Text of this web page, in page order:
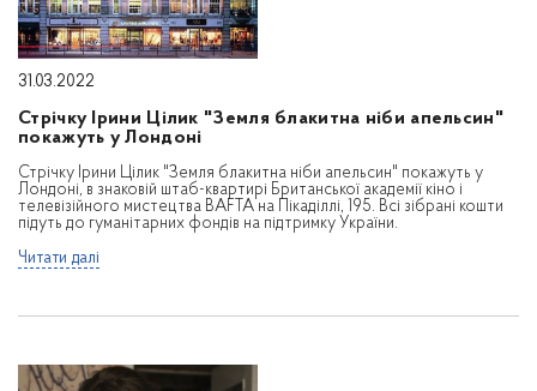
31.03.2022
Стрічку Ірини Цілик "Земля блакитна ніби апельсин"
покажуть у Лондоні
Стрічку Ірини Цілик "Земля блакитна ніби апельсин" покажуть у
Лондоні, в знаковій штаб-квартирі Британської академії кіно і
телевізійного мистецтва BAFTA на Пікаділлі, 195. Всі зібрані кошти
підуть до гуманітарних фондів на підтримку України.
Читати далі